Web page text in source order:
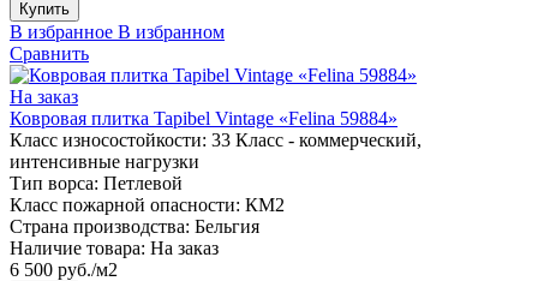
Купить
В избранное В избранном
Сравнить
На заказ
Ковровая плитка Tapibel Vintage «Felina 59884»
Класс износостойкости: 33 Класс - коммерческий,
интенсивные нагрузки
Тип ворса: Петлевой
Класс пожарной опасности: КМ2
Страна производства: Бельгия
Наличие товара: На заказ
6 500 руб./м2